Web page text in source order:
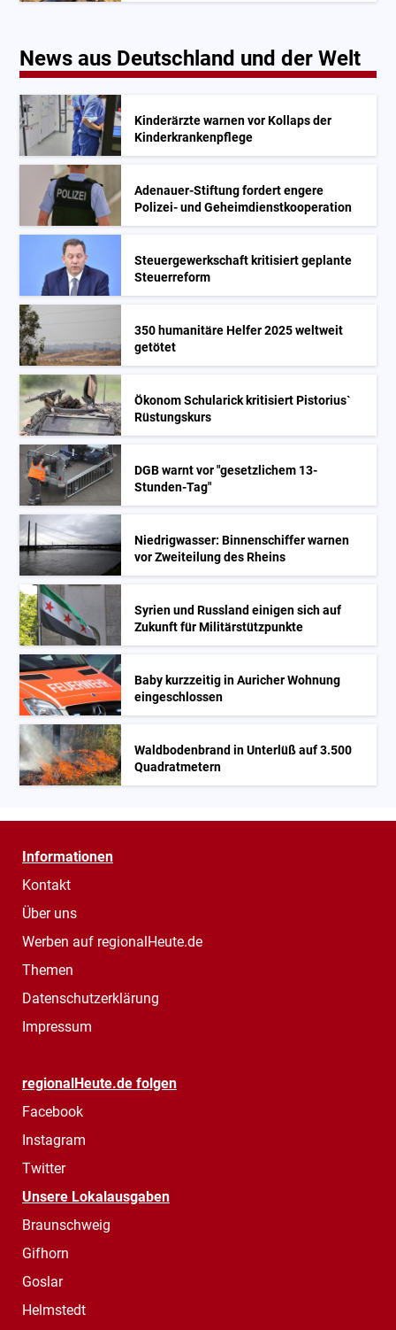
News aus Deutschland und der Welt
Kinderärzte warnen vor Kollaps der
Kinderkrankenpflege
Adenauer-Stiftung fordert engere
Polizei- und Geheimdienstkooperation
Steuergewerkschaft kritisiert geplante
Steuerreform
350 humanitäre Helfer 2025 weltweit
getötet
Ökonom Schularick kritisiert Pistorius`
Rüstungskurs
DGB warnt vor "gesetzlichem 13-
Stunden-Tag"
Niedrigwasser: Binnenschiffer warnen
vor Zweiteilung des Rheins
Syrien und Russland einigen sich auf
Zukunft für Militärstützpunkte
Baby kurzzeitig in Auricher Wohnung
eingeschlossen
Waldbodenbrand in Unterlüß auf 3.500
Quadratmetern
Informationen
Kontakt
Über uns
Werben auf regionalHeute.de
Themen
Datenschutzerklärung
Impressum
regionalHeute.de folgen
Facebook
Instagram
Twitter
Unsere Lokalausgaben
Braunschweig
Gifhorn
Goslar
Helmstedt